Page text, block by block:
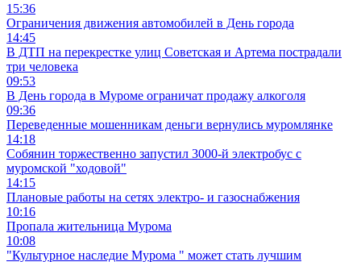
15:36
Ограничения движения автомобилей в День города
14:45
В ДТП на перекрестке улиц Советская и Артема пострадали
три человека
09:53
В День города в Муроме ограничат продажу алкоголя
09:36
Переведенные мошенникам деньги вернулись муромлянке
14:18
Собянин торжественно запустил 3000-й электробус с
муромской "ходовой"
14:15
Плановые работы на сетях электро- и газоснабжения
10:16
Пропала жительница Мурома
10:08
"Культурное наследие Мурома " может стать лучшим